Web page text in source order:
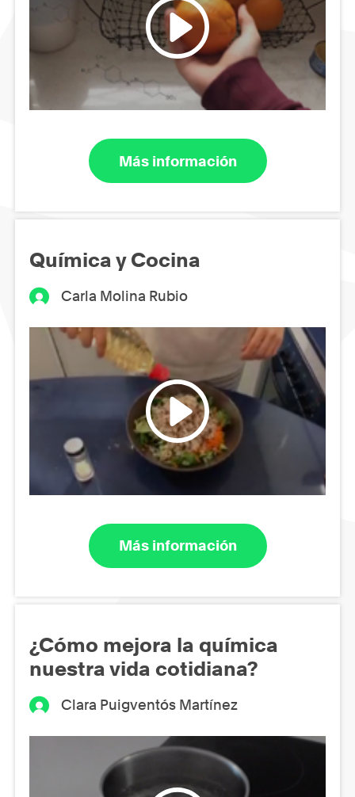
Más información
Química y Cocina
Carla Molina Rubio
Más información
¿Cómo mejora la química
nuestra vida cotidiana?
Clara Puigventós Martínez